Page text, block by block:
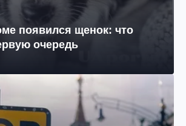
появился щенок: что
очередь